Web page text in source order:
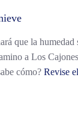
que la humedad
a Los
cómo? Revise